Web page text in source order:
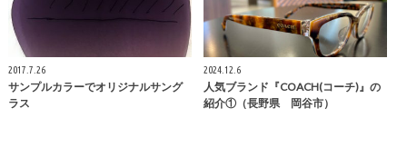
2017.7.26
サンプルカラーでオリジナルサング
ラス
2024.12.6
人気ブランド『COACH(コーチ)』の
紹介①（長野県 岡谷市）